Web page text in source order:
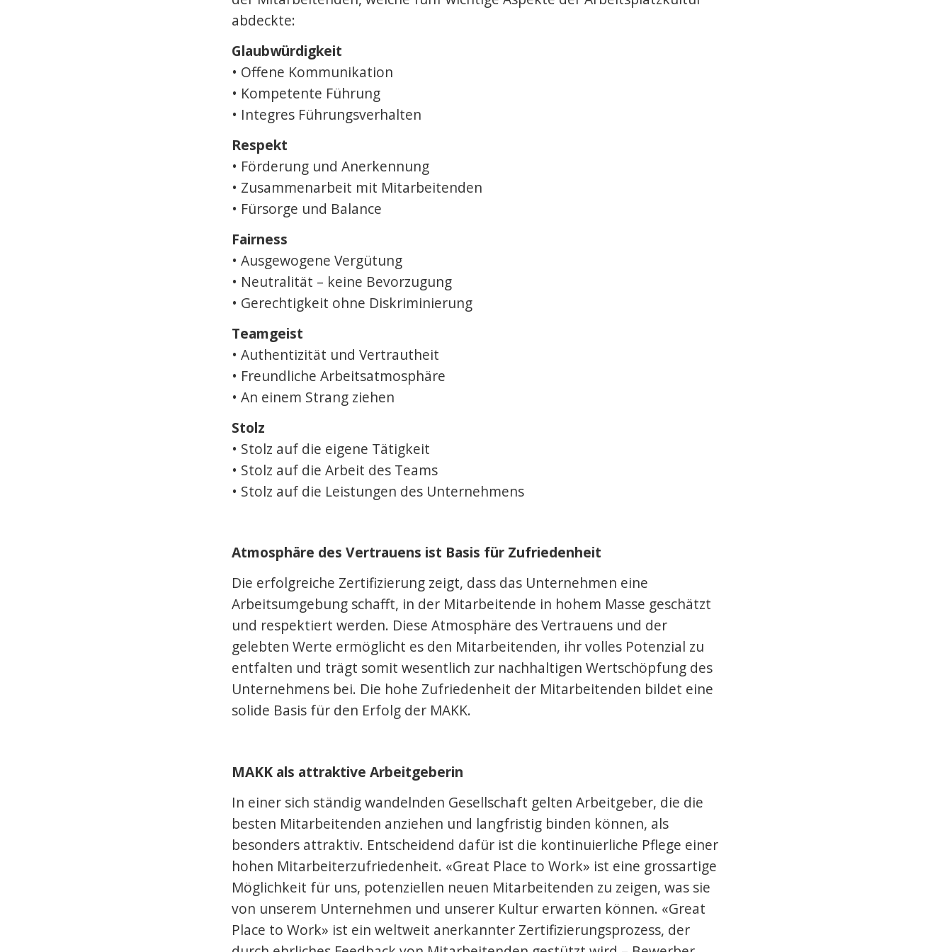
abdeckte:
Glaubwürdigkeit
• Offene Kommunikation
• Kompetente Führung
• Integres Führungsverhalten
Respekt
• Förderung und Anerkennung
• Zusammenarbeit mit Mitarbeitenden
• Fürsorge und Balance
Fairness
• Ausgewogene Vergütung
• Neutralität – keine Bevorzugung
• Gerechtigkeit ohne Diskriminierung
Teamgeist
• Authentizität und Vertrautheit
• Freundliche Arbeitsatmosphäre
• An einem Strang ziehen
Stolz
• Stolz auf die eigene Tätigkeit
• Stolz auf die Arbeit des Teams
• Stolz auf die Leistungen des Unternehmens
Atmosphäre des Vertrauens ist Basis für Zufriedenheit
Die erfolgreiche Zertifizierung zeigt, dass das Unternehmen eine
Arbeitsumgebung schafft, in der Mitarbeitende in hohem Masse geschätzt
und respektiert werden. Diese Atmosphäre des Vertrauens und der
gelebten Werte ermöglicht es den Mitarbeitenden, ihr volles Potenzial zu
entfalten und trägt somit wesentlich zur nachhaltigen Wertschöpfung des
Unternehmens bei. Die hohe Zufriedenheit der Mitarbeitenden bildet eine
solide Basis für den Erfolg der MAKK.
MAKK als attraktive Arbeitgeberin
In einer sich ständig wandelnden Gesellschaft gelten Arbeitgeber, die die
besten Mitarbeitenden anziehen und langfristig binden können, als
besonders attraktiv. Entscheidend dafür ist die kontinuierliche Pflege einer
hohen Mitarbeiterzufriedenheit. «Great Place to Work» ist eine grossartige
Möglichkeit für uns, potenziellen neuen Mitarbeitenden zu zeigen, was sie
von unserem Unternehmen und unserer Kultur erwarten können. «Great
Place to Work» ist ein weltweit anerkannter Zertifizierungsprozess, der
Fachtagung Labor Schulraum
Swiss Center for Design and Health (SCDH), Nidau
Mittwoch, 9. September 2026
Programm & Anmeldung
Earlybird-Preis bis 15. Juli 2026